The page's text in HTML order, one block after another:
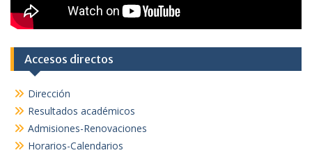
Accesos directos
Dirección
Resultados académicos
Admisiones-Renovaciones
Horarios-Calendarios